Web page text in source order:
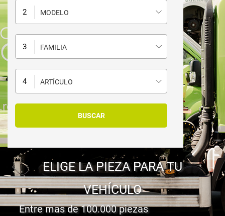
MODELO
FAMILIA
ARTÍCULO
ELIGE LA PIEZA PARA TU
VEHÍCULO
Entre mas de 100.000 piezas